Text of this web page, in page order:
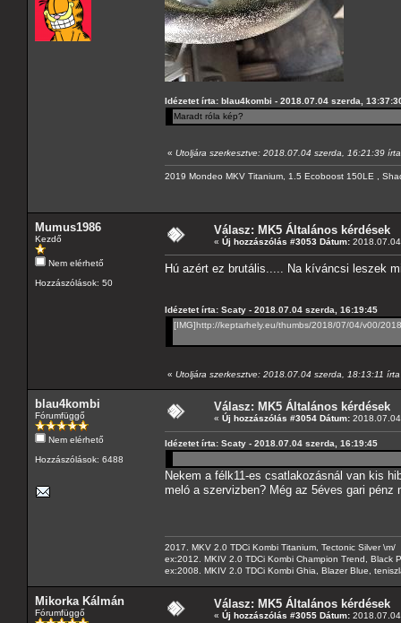
Idézetet írta: blau4kombi - 2018.07.04 szerda,
Maradt róla kép?
« Utoljára szerkesztve: 2018.07.04 szerda, 16:21:39
2019 Mondeo MKV Titanium, 1.5 Ecoboost 150LE ,
Mumus1986
Kezdő
Nem elérhető
Hozzászólások: 50
Válasz: MK5 Általános kérdések
« Új hozzászólás #3053 Dátum:
Hú azért ez brutális..... Na kíváncsi leszek
Idézetet írta: Scaty - 2018.07.04 szerda, 16:19:45
[IMG]http://keptarhely.eu/thumbs/2018/07/04/v00/
« Utoljára szerkesztve: 2018.07.04 szerda, 18:13:11
blau4kombi
Fórumfüggő
Nem elérhető
Hozzászólások: 6488
Válasz: MK5 Általános kérdések
« Új hozzászólás #3054 Dátum:
Idézetet írta: Scaty - 2018.07.04 szerda, 16:19:45
Nekem a félk11-es csatlakozásnál van kis
meló a szervizben? Még az 5éves gari pénz
2017. MKV 2.0 TDCi Kombi Titanium, Tectonic Silver \m/
ex:2012. MKIV 2.0 TDCi Kombi Champion Trend, Black
ex:2008. MKIV 2.0 TDCi Kombi Ghia, Blazer Blue,
Mikorka Kálmán
Fórumfüggő
Válasz: MK5 Általános kérdések
« Új hozzászólás #3055 Dátum: